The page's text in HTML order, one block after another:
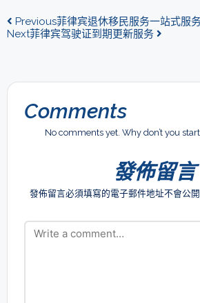
Previous菲律宾退休移民服务一站式服
Next菲律宾驾驶证到期更新服务
Comments
No comments yet. Why don’t you
發佈留言
發佈留言必須填寫的電子郵件地址不會公開